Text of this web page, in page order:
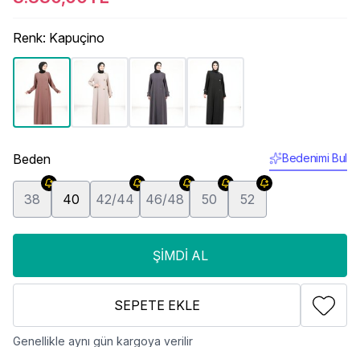
Renk: Kapuçino
Beden Bedenimi Bul
38 40 42/44 46/48 50 52
ŞIMDI AL
SEPETE EKLE
Genellikle aynı gün kargoya verilir